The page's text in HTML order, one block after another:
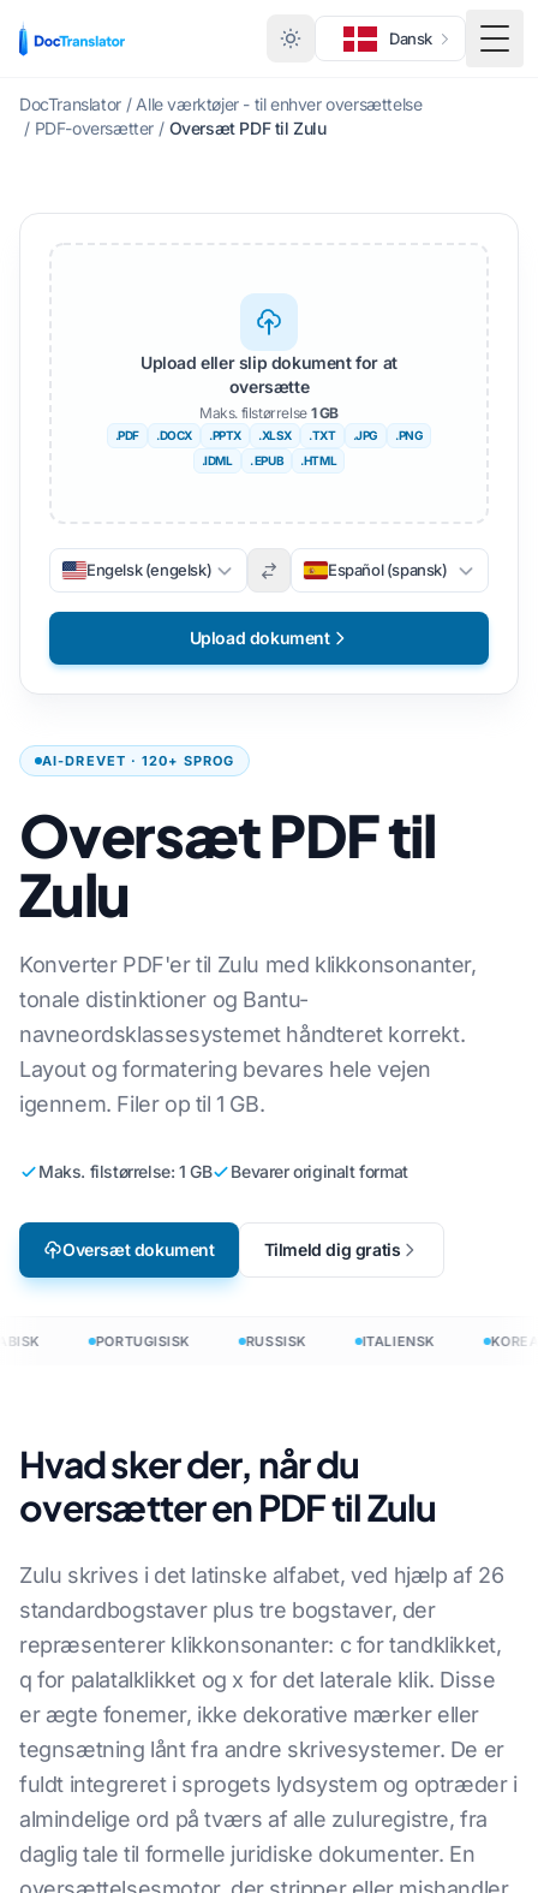
Dansk
Skift
DocTranslator / Alle værktøjer - til enhver oversættelse
/ PDF-oversætter / Oversæt PDF til Zulu
AI-DREVET · 120+ SPROG
Oversæt PDF til
Zulu
Konverter PDF'er til Zulu med klikkonsonanter,
tonale distinktioner og Bantu-
navneordsklassesystemet håndteret korrekt.
Layout og formatering bevares hele vejen
igennem. Filer op til 1 GB.
Maks. filstørrelse: 1 GB Bevarer originalt format
Oversæt dokument Tilmeld dig gratis
Upload eller slip dokument for at
oversætte
Maks. filstørrelse 1 GB
.PDF .DOCX .PPTX .XLSX .TXT .JPG
.PNG
.IDML
. EPUB .HTML
Engelsk (engelsk) Español (spansk)
Upload dokument
PORTUGISISK RUSSISK ITALIENSK
Hvad sker der, når du
oversætter en PDF til Zulu
Zulu skrives i det latinske alfabet, ved hjælp af 26
standardbogstaver plus tre bogstaver, der
repræsenterer klikkonsonanter: c for tandklikket,
q for palatalklikket og x for det laterale klik. Disse
er ægte fonemer, ikke dekorative mærker eller
tegnsætning lånt fra andre skrivesystemer. De er
fuldt integreret i sprogets lydsystem og optræder i
almindelige ord på tværs af alle zuluregistre, fra
daglig tale til formelle juridiske dokumenter. En